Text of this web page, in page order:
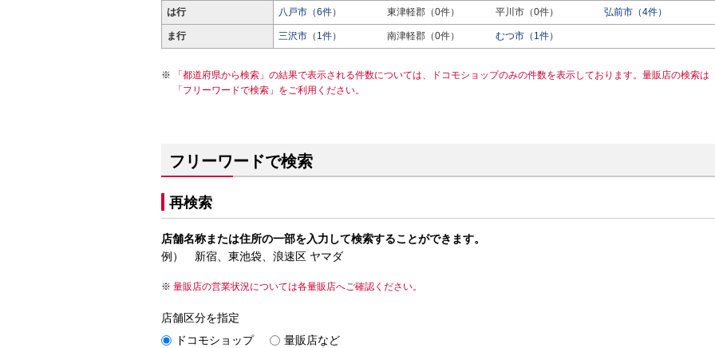
は行 八戸市（6件） 東津軽郡（0件） 平川市（0件） 弘前市（4件）
ま行 三沢市（1件） 南津軽郡（0件） むつ市（1件）
「都道府県から検索」の結果で表示される件数については、ドコモショップのみの件数を表示しております。量販店の検索は
「フリーワードで検索」をご利用ください。
フリーワードで検索
再検索
店舗名称または住所の一部を入力して検索することができます。
例） 新宿、東池袋、浪速区 ヤマダ
量販店の営業状況については各量販店へご確認ください。
店舗区分を指定
ドコモショップ
量販店など